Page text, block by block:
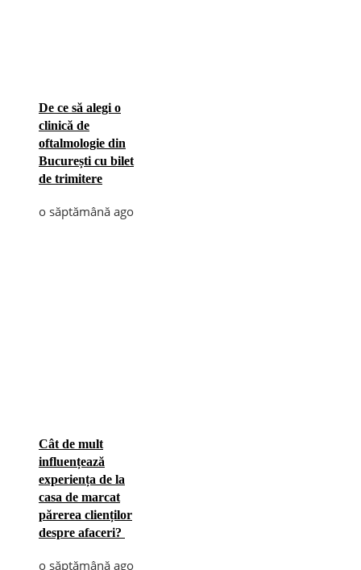
De ce să alegi o
clinică de
oftalmologie din
București cu bilet
de trimitere
o săptămână ago
Cât de mult
influențează
experiența de la
casa de marcat
părerea clienților
despre afaceri?
o săptămână ago